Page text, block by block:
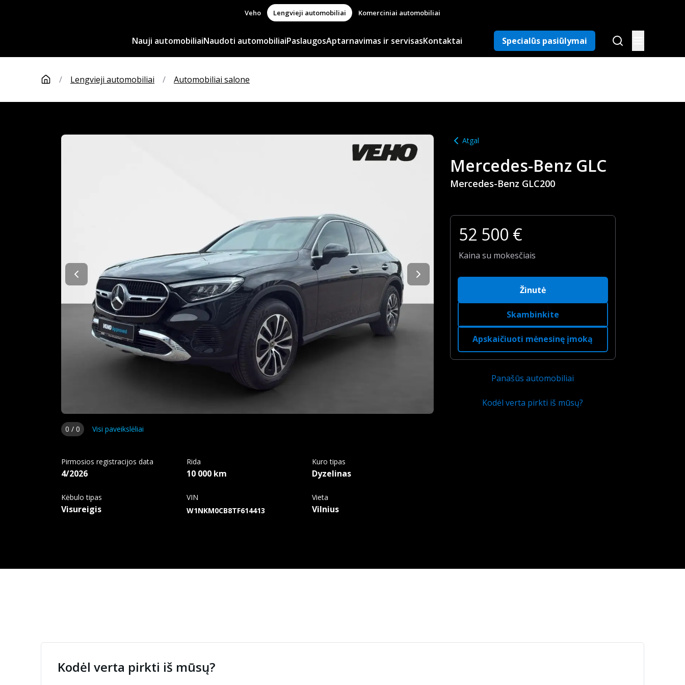
Veho Lengvieji automobiliai Komerciniai automobiliai
Nauji automobiliaiNaudoti automobiliaiPaslaugosAptarnavimas ir servisasKontaktai Specialūs pasiūlymai
/ Lengvieji automobiliai / Automobiliai salone
0 / 0 Visi paveikslėliai
Pirmosios registracijos data
4/2026
Rida
10 000 km
Kuro tipas
Dyzelinas
Kėbulo tipas
Visureigis
VIN
W1NKM0CB8TF614413
Vieta
Vilnius
Atgal
Mercedes-Benz GLC
Mercedes-Benz GLC200
52 500 €
Kaina su mokesčiais
Žinutė
Skambinkite
Apskaičiuoti mėnesinę įmoką
Panašūs automobiliai
Kodėl verta pirkti iš mūsų?
Kodėl verta pirkti iš mūsų?